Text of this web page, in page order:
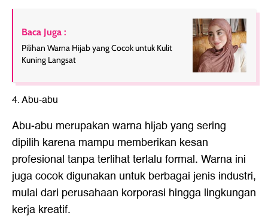
Baca Juga :
Pilihan Warna Hijab yang Cocok untuk Kulit
Kuning Langsat
4. Abu-abu
Abu-abu merupakan warna hijab yang sering
dipilih karena mampu memberikan kesan
profesional tanpa terlihat terlalu formal. Warna ini
juga cocok digunakan untuk berbagai jenis industri,
mulai dari perusahaan korporasi hingga lingkungan
kerja kreatif.